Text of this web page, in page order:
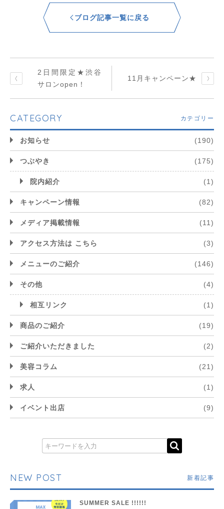
ブログ記事一覧に戻る
2日間限定★渋谷
サロンopen！
11月キャンペーン★
CATEGORY カテゴリー
お知らせ (190)
つぶやき (175)
院内紹介 (1)
キャンペーン情報 (82)
メディア掲載情報 (11)
アクセス方法は こちら (3)
メニューのご紹介 (146)
その他 (4)
相互リンク (1)
商品のご紹介 (19)
ご紹介いただきました (2)
美容コラム (21)
求人 (1)
イベント出店 (9)
NEW POST 新着記事
SUMMER SALE !!!!!!